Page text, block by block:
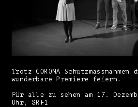
Trotz CORONA
wunderbare Premiere feiern.
Für alle zu sehen am 17.
Uhr, SRF1